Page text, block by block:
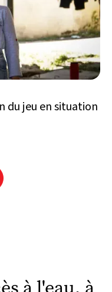
du jeu en situation